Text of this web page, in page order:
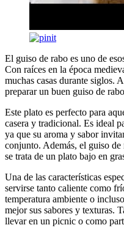
El guiso de rabo es uno de
Con raíces en la época
muchas casas durante siglos.
preparar un buen guiso de
Este plato es perfecto para
casera y tradicional. Es ideal
ya que su aroma y sabor
conjunto. Además, el guiso
se trata de un plato bajo en
Una de las características
servirse tanto caliente como
temperatura ambiente o
mejor sus sabores y texturas.
llevar en un picnic o como